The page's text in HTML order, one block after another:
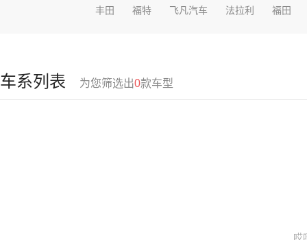
丰田 福特 飞凡汽车 法拉利 福田
车系列表 为您筛选出0款车型
哎